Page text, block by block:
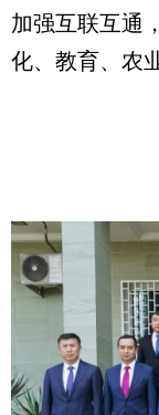
加强互联互通
化、教育、农